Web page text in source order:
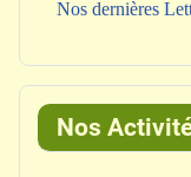
Nos dernières
Nos